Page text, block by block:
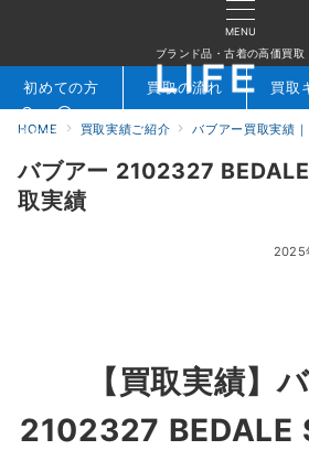
MENU
ブランド品・古着の高価買取
検索 お問合せ
初めての方 買取の流れ 買取
HOME 買取実績ご紹介 バブアー買取実績
バブアー 2102327
取実績
2025
【買取実績】
2102327 BEDALE